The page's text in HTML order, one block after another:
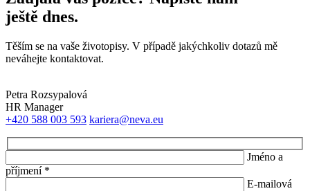
ještě dnes.
Těším se na vaše životopisy. V případě jakýchkoliv dotazů mě
neváhejte kontaktovat.
Petra Rozsypalová
HR Manager
+420 588 003 593 kariera@neva.eu
Jméno a
příjmení *
E-mailová